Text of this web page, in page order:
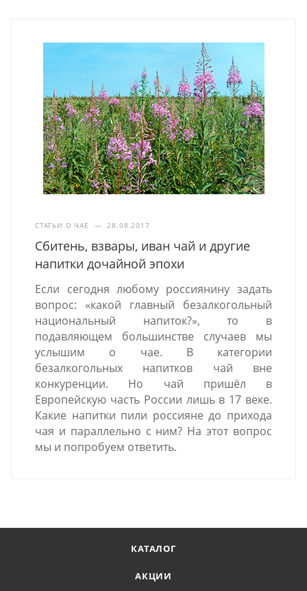
СТАТЬИ О ЧАЕ — 28.08.2017
Сбитень, взвары, иван чай и другие
напитки дочайной эпохи
Если сегодня любому россиянину задать
вопрос: «какой главный безалкогольный
национальный напиток?», то в
подавляющем большинстве случаев мы
услышим о чае. В категории
безалкогольных напитков чай вне
конкуренции. Но чай пришёл в
Европейскую часть России лишь в 17 веке.
Какие напитки пили россияне до прихода
чая и параллельно с ним? На этот вопрос
мы и попробуем ответить.
КАТАЛОГ
АКЦИИ